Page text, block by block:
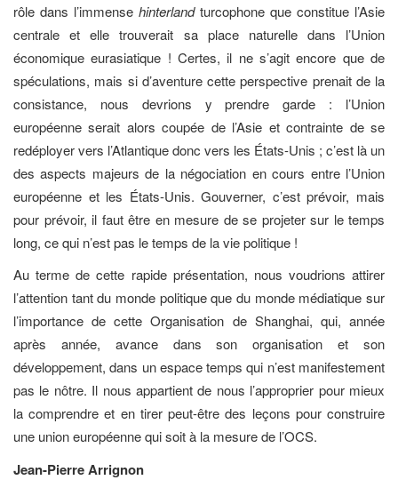
rôle dans l’immense hinterlandturcophone que constitue l’Asie
centrale et elle trouverait sa place naturelle dans l’Union
économique eurasiatique ! Certes, il ne s’agit encore que de
spéculations, mais si d’aventure cette perspective prenait de la
consistance, nous devrions y prendre garde : l’Union
européenne serait alors coupée de l’Asie et contrainte de se
redéployer vers l’Atlantique donc vers les États-Unis ; c’est là un
des aspects majeurs de la négociation en cours entre l’Union
européenne et les États-Unis. Gouverner, c’est prévoir, mais
pour prévoir, il faut être en mesure de se projeter sur le temps
long, ce qui n’est pas le temps de la vie politique !
Au terme de cette rapide présentation, nous voudrions attirer
l’attention tant du monde politique que du monde médiatique sur
l’importance de cette Organisation de Shanghai, qui, année
après année, avance dans son organisation et son
développement, dans un espace temps qui n’est manifestement
pas le nôtre. Il nous appartient de nous l’approprier pour mieux
la comprendre et en tirer peut-être des leçons pour construire
une union européenne qui soit à la mesure de l’OCS.
Jean-Pierre Arrignon